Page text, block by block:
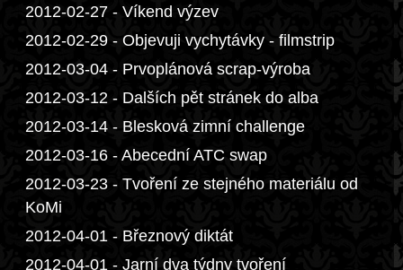
2012-02-27 - Víkend výzev
2012-02-29 - Objevuji vychytávky - filmstrip
2012-03-04 - Prvoplánová scrap-výroba
2012-03-12 - Dalších pět stránek do alba
2012-03-14 - Blesková zimní challenge
2012-03-16 - Abecední ATC swap
2012-03-23 - Tvoření ze stejného materiálu od
KoMi
2012-04-01 - Březnový diktát
2012-04-01 - Jarní dva týdny tvoření